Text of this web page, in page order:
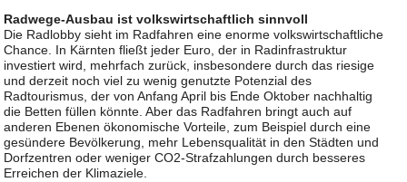
Radwege-Ausbau ist volkswirtschaftlich sinnvoll
Die Radlobby sieht im Radfahren eine enorme volkswirtschaftliche
Chance. In Kärnten fließt jeder Euro, der in Radinfrastruktur
investiert wird, mehrfach zurück, insbesondere durch das riesige
und derzeit noch viel zu wenig genutzte Potenzial des
Radtourismus, der von Anfang April bis Ende Oktober nachhaltig
die Betten füllen könnte. Aber das Radfahren bringt auch auf
anderen Ebenen ökonomische Vorteile, zum Beispiel durch eine
gesündere Bevölkerung, mehr Lebensqualität in den Städten und
Dorfzentren oder weniger CO2-Strafzahlungen durch besseres
Erreichen der Klimaziele.